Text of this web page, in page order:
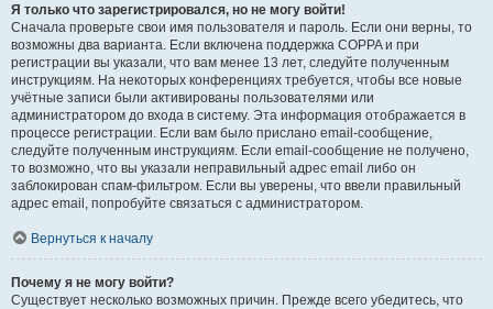
Я только что зарегистрировался, но не могу войти!
Сначала проверьте свои имя пользователя и пароль. Если они верны, то
возможны два варианта. Если включена поддержка COPPA и при
регистрации вы указали, что вам менее 13 лет, следуйте полученным
инструкциям. На некоторых конференциях требуется, чтобы все новые
учётные записи были активированы пользователями или
администратором до входа в систему. Эта информация отображается в
процессе регистрации. Если вам было прислано email-сообщение,
следуйте полученным инструкциям. Если email-сообщение не получено,
то возможно, что вы указали неправильный адрес email либо он
заблокирован спам-фильтром. Если вы уверены, что ввели правильный
адрес email, попробуйте связаться с администратором.
Вернуться к началу
Почему я не могу войти?
Существует несколько возможных причин. Прежде всего убедитесь, что